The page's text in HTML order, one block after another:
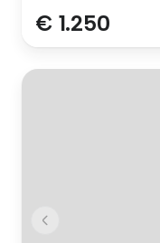
€ 1.250